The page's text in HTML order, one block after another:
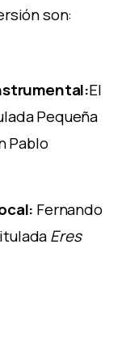
son:
El
Pequeña
Pablo
Fernando
Eres